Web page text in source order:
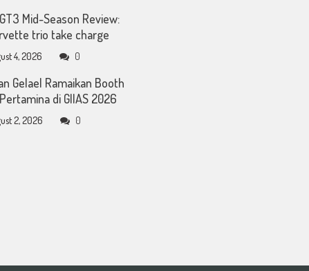
Mid-Season Review:
trio take charge
4, 2026 0
Gelael Ramaikan Booth
di GIIAS 2026
2, 2026 0